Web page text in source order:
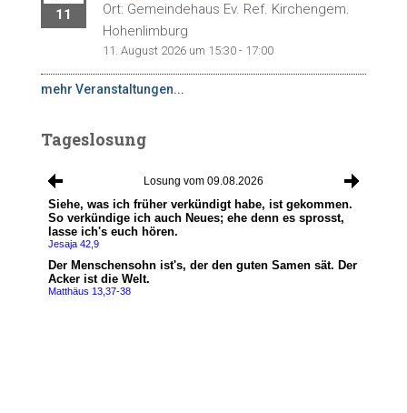
11
Ort: Gemeindehaus Ev. Ref. Kirchengem.
Hohenlimburg
11. August 2026 um 15:30 - 17:00
mehr Veranstaltungen...
Tageslosung